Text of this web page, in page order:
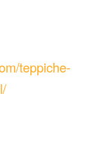
teppiche-